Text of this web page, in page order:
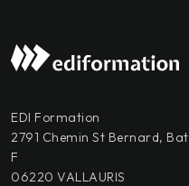
EDI Formation
2791 Chemin St Bernard, Bat
F
06220 VALLAURIS